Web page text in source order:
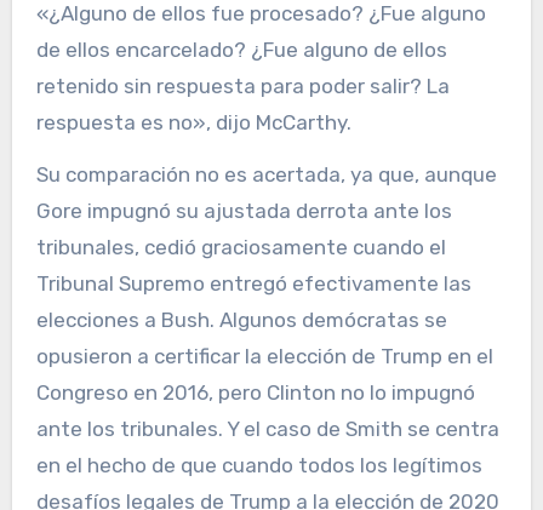
«¿Alguno de ellos fue procesado? ¿Fue alguno
de ellos encarcelado? ¿Fue alguno de ellos
retenido sin respuesta para poder salir? La
respuesta es no», dijo McCarthy.
Su comparación no es acertada, ya que, aunque
Gore impugnó su ajustada derrota ante los
tribunales, cedió graciosamente cuando el
Tribunal Supremo entregó efectivamente las
elecciones a Bush. Algunos demócratas se
opusieron a certificar la elección de Trump en el
Congreso en 2016, pero Clinton no lo impugnó
ante los tribunales. Y el caso de Smith se centra
en el hecho de que cuando todos los legítimos
desafíos legales de Trump a la elección de 2020